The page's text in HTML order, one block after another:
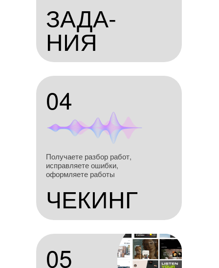
ЗАДА-
НИЯ
ЧЕКИНГ
Получаешь разбор
работ, исправляешь
ошибки, оформляешь
04
04
05
ЗАДА-
НИЯ
Получаете разбор работ,
исправляете ошибки,
оформляете работы
ЧЕКИНГ
05